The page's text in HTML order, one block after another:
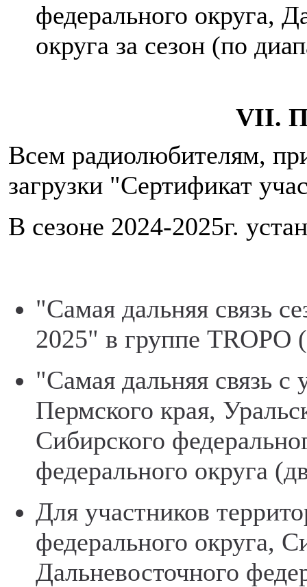
федерального округа,
округа за сезон (по
VII.
Всем радиолюбителям,
загрузки "Сертификат
В сезоне 2024-2025г.
"Самая дальняя связь
2025" в группе TROPO
"Самая дальняя связь с
Пермского края,
Сибирского
федерального округа
Для участников
федерального округа,
Дальневосточного